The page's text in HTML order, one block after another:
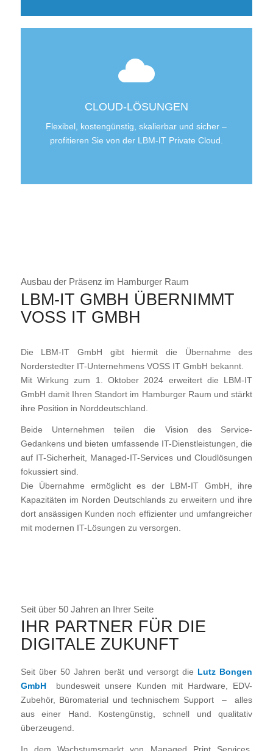
CLOUD-LÖSUNGEN
Flexibel, kostengünstig, skalierbar und sicher –
profitieren Sie von der LBM-IT Private Cloud.
Ausbau der Präsenz im Hamburger Raum
LBM-IT GMBH ÜBERNIMMT
VOSS IT GMBH
Die LBM-IT GmbH gibt hiermit die Übernahme des
Norderstedter IT-Unternehmens VOSS IT GmbH bekannt.
Mit Wirkung zum 1. Oktober 2024 erweitert die LBM-IT
GmbH damit Ihren Standort im Hamburger Raum und stärkt
ihre Position in Norddeutschland.
Beide Unternehmen teilen die Vision des Service-
Gedankens und bieten umfassende IT-Dienstleistungen, die
auf IT-Sicherheit, Managed-IT-Services und Cloudlösungen
fokussiert sind.
Die Übernahme ermöglicht es der LBM-IT GmbH, ihre
Kapazitäten im Norden Deutschlands zu erweitern und ihre
dort ansässigen Kunden noch effizienter und umfangreicher
mit modernen IT-Lösungen zu versorgen.
Seit über 50 Jahren an Ihrer Seite
IHR PARTNER FÜR DIE
DIGITALE ZUKUNFT
Seit über 50 Jahren berät und versorgt die Lutz Bongen
GmbHbundesweit unsere Kunden mit Hardware, EDV-
Zubehör, Büromaterial und technischem Support – alles
aus einer Hand. Kostengünstig, schnell und qualitativ
überzeugend.